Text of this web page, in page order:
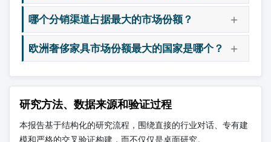
哪个分销渠道占据最大的市场份额？
欧洲奢侈家具市场份额最大的国家是哪个？
研究方法、数据来源和验证过程
本报告基于结构化的研究流程，围绕直接的行业对话、专有建
模和严格的交叉验证构建，而不仅仅是桌面研究。